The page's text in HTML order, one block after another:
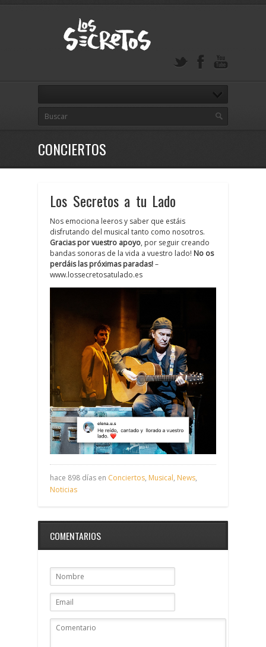
CONCIERTOS
Los Secretos a tu Lado
Nos emociona leeros y saber que estáis
disfrutando del musical tanto como nosotros.
Gracias por vuestro apoyo, por seguir creando
bandas sonoras de la vida a vuestro lado! No os
perdáis las próximas paradas!–
www.lossecretosatulado.es
hace 898 días en Conciertos, Musical, News,
Noticias
COMENTARIOS